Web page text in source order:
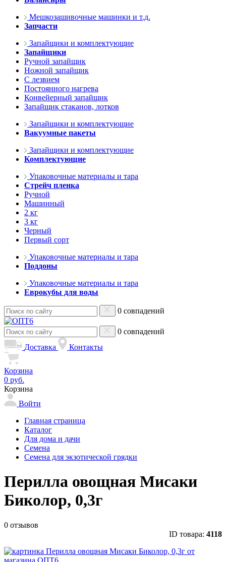
Мешкозашивочные машинки и т.д.
Запчасти
Запайщики и комплектующие
Запайщики
Ручной запайщик
Ножной запайщик
С лезвием
Постоянного нагрева
Конвейерный запайщик
Запайщик стаканов, лотков
Запайщики и комплектующие
Вакуумные пакеты
Запайщики и комплектующие
Комплектующие
Упаковочные материалы и тара
Стрейч пленка
Ручной
Машинный
2 кг
3 кг
Черный
Первый сорт
Упаковочные материалы и тара
Поддоны
Упаковочные материалы и тара
Еврокубы для воды
0 совпадений
0 совпадений
Доставка
Контакты
Корзина
0 руб.
Корзина
Войти
Главная страница
Каталог
Для дома и дачи
Семена
Семена для экзотической грядки
Перилла овощная Мисаки
Биколор, 0,3г
0 отзывов
ID товара: 4118